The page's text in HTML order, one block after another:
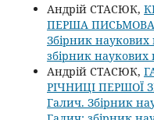
Андрій СТАСЮК,
ПЕРША
Збірник
збірник наукових
Андрій СТАСЮК,
РІЧНИЦІ ПЕРШОЇ
Галич. Збірник